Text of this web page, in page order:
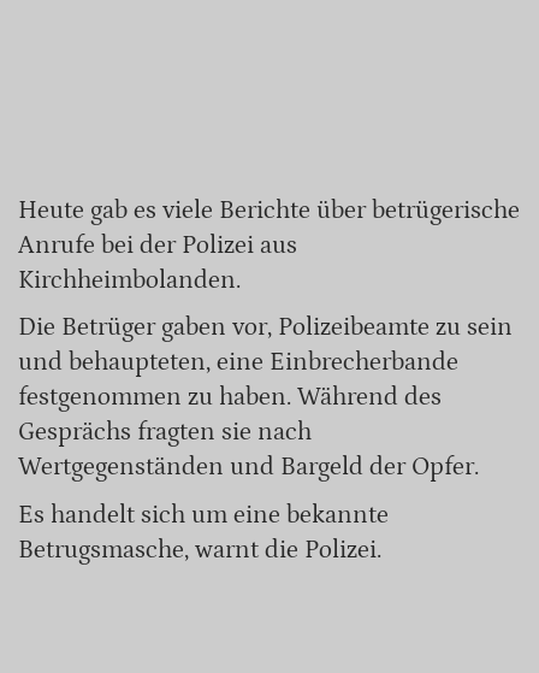
Heute gab es viele Berichte über betrügerische
Anrufe bei der Polizei aus
Kirchheimbolanden.
Die Betrüger gaben vor, Polizeibeamte zu sein
und behaupteten, eine Einbrecherbande
festgenommen zu haben. Während des
Gesprächs fragten sie nach
Wertgegenständen und Bargeld der Opfer.
Es handelt sich um eine bekannte
Betrugsmasche, warnt die Polizei.